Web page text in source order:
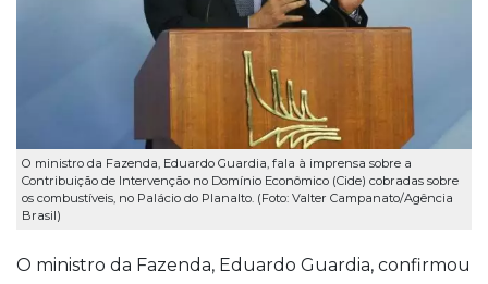
O ministro da Fazenda, Eduardo Guardia, fala à imprensa sobre a
Contribuição de Intervenção no Domínio Econômico (Cide) cobradas sobre
os combustíveis, no Palácio do Planalto. (Foto: Valter Campanato/Agência
Brasil)
O ministro da Fazenda, Eduardo Guardia, confirmou